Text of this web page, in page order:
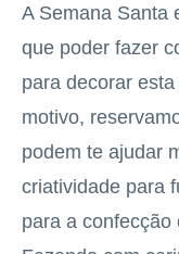
A Semana Santa
que poder fazer
para decorar
motivo,
podem te ajudar
criatividade para
para a confecção